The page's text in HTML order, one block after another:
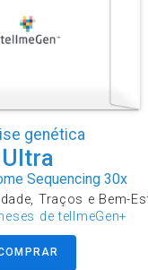
genética
Ultra
Sequencing 30x
Traços e Bem-
de tellmeGen+